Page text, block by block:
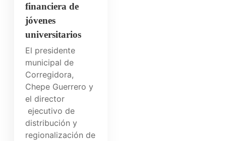
financiera de
jóvenes
universitarios
El presidente
municipal de
Corregidora,
Chepe Guerrero y
el director
ejecutivo de
distribución y
regionalización de